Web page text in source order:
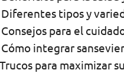
Diferentes tipos y
para el
integrar
para maximizar